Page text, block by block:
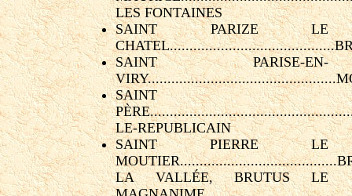
LES FONTAINES
SAINT PARIZE LE
SAINT PARISE-EN-
SAINT
LE-REPUBLICAIN
SAINT PIERRE LE
LA VALLÉE, BRUTUS LE